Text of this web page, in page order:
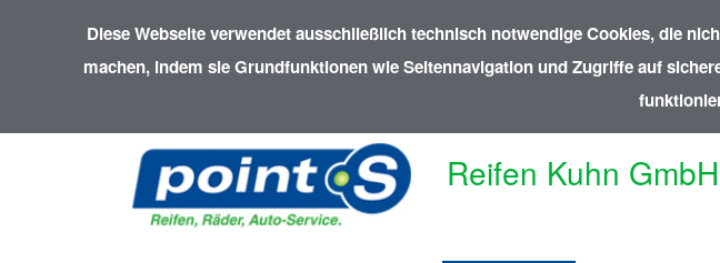
Diese Webseite verwendet ausschließlich technisch notwendige Cookies, die
machen, indem sie Grundfunktionen wie Seitennavigation und Zugriffe auf
Reifen Kuhn